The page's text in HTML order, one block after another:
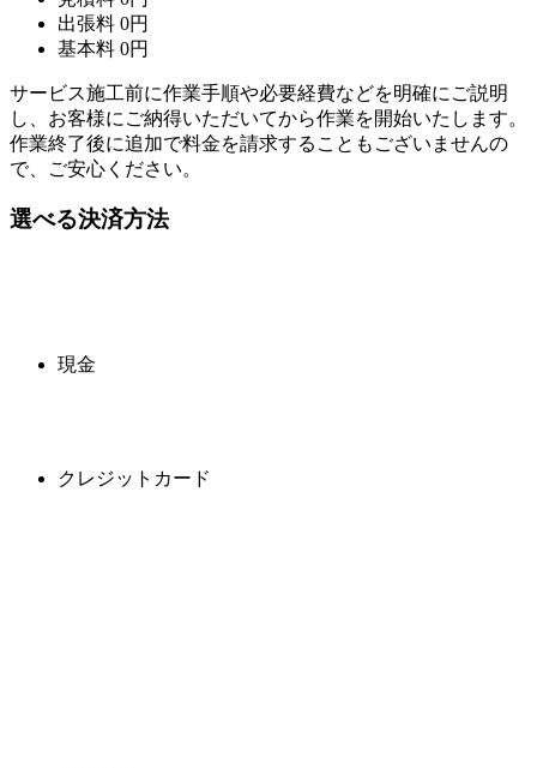
出張料 0円
基本料 0円
サービス施工前に作業手順や必要経費などを明確にご説明
し、お客様にご納得いただいてから作業を開始いたします。
作業終了後に追加で料金を請求することもございませんの
で、ご安心ください。
選べる決済方法
現金
クレジットカード